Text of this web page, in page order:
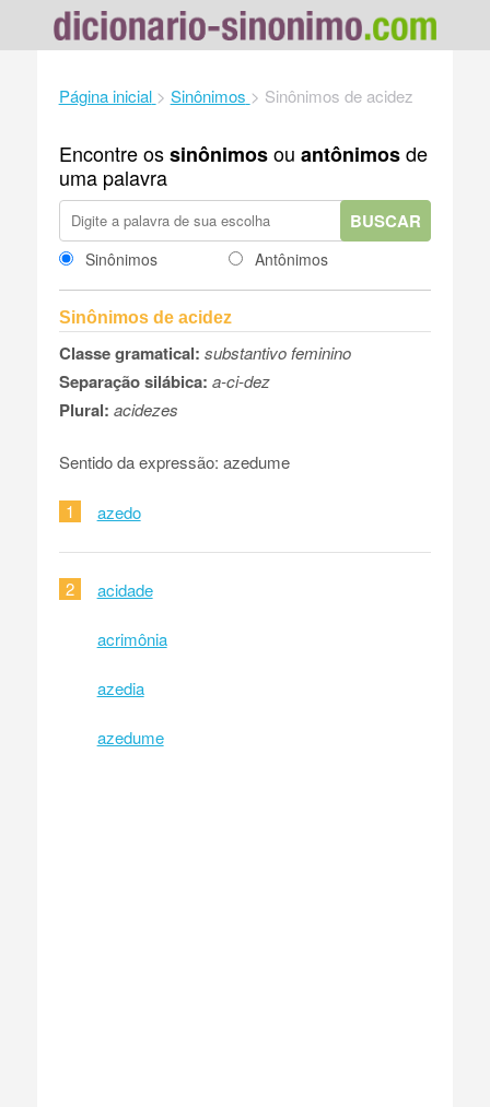
Página inicial > Sinônimos > Sinônimos de acidez
Encontre ossinônimosou antônimosde
uma palavra
BUSCAR
Sinônimos Antônimos
Sinônimos de acidez
Classe gramatical: substantivo feminino
Separação silábica: a-ci-dez
Plural: acidezes
Sentido da expressão: azedume
1 azedo
2 acidade
acrimônia
azedia
azedume